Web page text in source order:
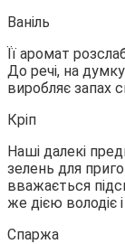
Ваніль
Її аромат
До речі, на
виробляє запах
Кріп
Наші далекі
зелень для
вважається
же дією володіє
Спаржа